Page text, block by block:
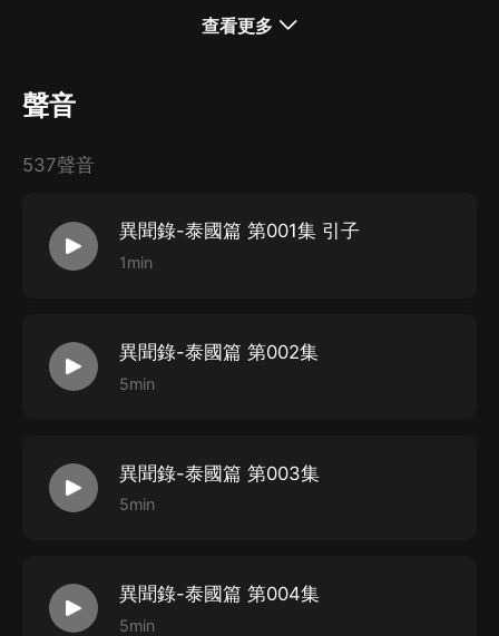
送會員卡一張！！！
查看更多
聲音
537聲音
異聞錄-泰國篇 第001集 引子
1min
異聞錄-泰國篇 第002集
5min
異聞錄-泰國篇 第003集
5min
異聞錄-泰國篇 第004集
5min